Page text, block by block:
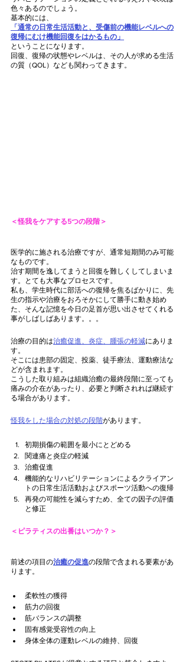
色々あるのでしょう。
基本的には、
「通常の日常生活活動と、受傷前の機能レベルへの
復帰にむけ機能回復をはかるもの」
ということになります。
回復、復帰の状態やレベルは、その人が求める生活
の質（QOL） なども関わってきます。
＜怪我をケアする5つの段階＞
医学的に施される治療ですが、通常短期間のみ可能
なものです。
治す期間を逸してまうと回復を難しくしてしまいま
す。とても大事なプロセスです。
私も、学生時代に部活への復帰を焦るばかりに、先
生の指示や治療をおろそかにして勝手に動き始め
た、そんな記憶を今日の足首が思い出させてくれる
事がしばしばあります。。。
治療の目的は治癒促進、炎症、腫張の軽減にありま
す。
そこには患部の固定、投薬、徒手療法、運動療法な
どが含まれます。
こうした取り組みは組織治癒の最終段階に至っても
痛みの介在があったり、必要と判断されれば継続す
る場合があります。
怪我をした場合の対処の段階があります。
初期損傷の範囲を最小にとどめる
関連痛と炎症の軽減
治癒促進
機能的なリハビリテーションによるクライアン
トの日常生活活動およびスポーツ活動への復帰
再発の可能性を減らすため、全ての因子の評価
と修正
＜ピラティスの出番はいつか？＞
前述の項目の治癒の促進の段階で含まれる要素があ
ります。
柔軟性の獲得
筋力の回復
筋バランスの調整
固有感覚受容性の向上
身体全体の運動レベルの維持、回復